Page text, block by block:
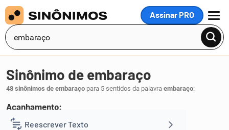
Assinar PRO
MENU
Reescrever Texto
Sinônimo de embaraço
48 sinônimos de embaraço para 5 sentidos da palavra embaraço:
Acanhamento:
1 acanhamento,constrangimento